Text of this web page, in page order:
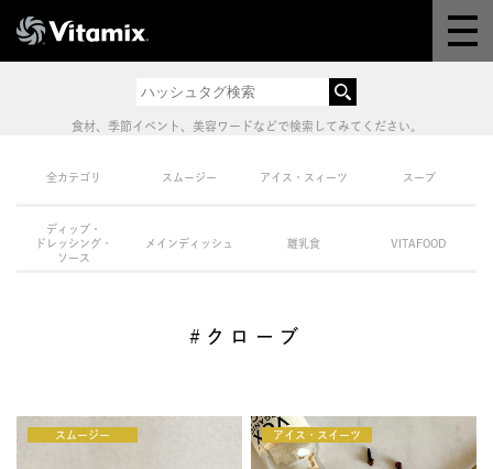
体験＆講座
8つの機能
オンラインストア
製品情報
食材、季節イベント、美容ワードなどで検索してみてください。
全カテゴリ スムージー アイス・スィーツ スープ
ディップ・
ドレッシング・
ソース
メインディッシュ 離乳食 VITAFOOD
#クローブ
スムージー アイス・スイーツ